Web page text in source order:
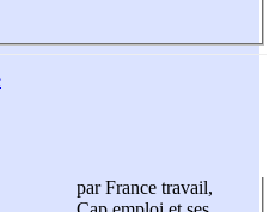
par France travail,